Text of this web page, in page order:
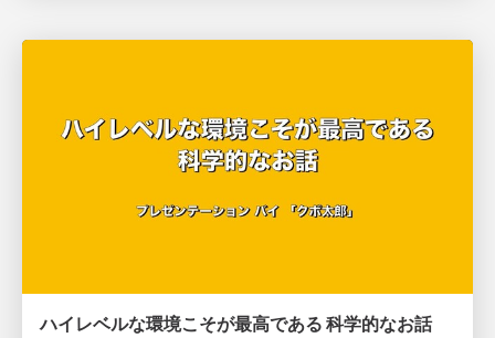
ハイレベルな環境こそが最高である 科学的なお話